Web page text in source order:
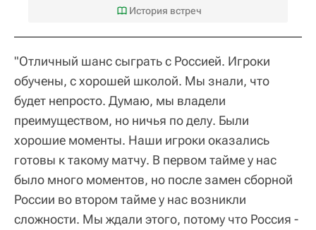
История встреч
"Отличный шанс сыграть с Россией. Игроки
обучены, с хорошей школой. Мы знали, что
будет непросто. Думаю, мы владели
преимуществом, но ничья по делу. Были
хорошие моменты. Наши игроки оказались
готовы к такому матчу. В первом тайме у нас
было много моментов, но после замен сборной
России во втором тайме у нас возникли
сложности. Мы ждали этого, потому что Россия -